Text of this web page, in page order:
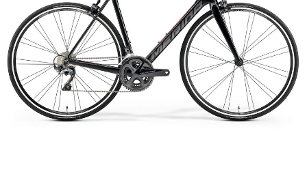
Добавляйте товары
в корзину
Оплачивайте сегодня только
25% картой любого банка